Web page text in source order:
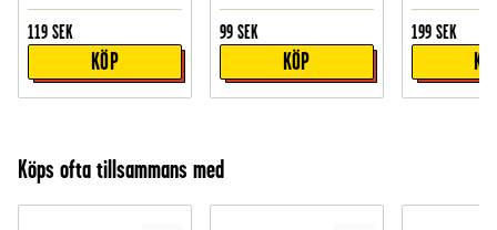
119 SEK
KÖP
99 SEK
KÖP
199 SEK
Köps ofta tillsammans med